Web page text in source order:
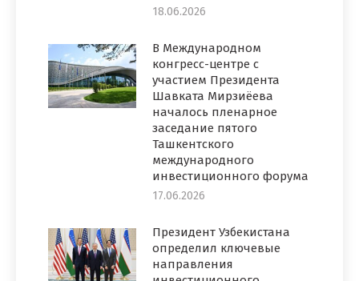
18.06.2026
В Международном
конгресс-центре с
участием Президента
Шавката Мирзиёева
началось пленарное
заседание пятого
Ташкентского
международного
инвестиционного форума
17.06.2026
Президент Узбекистана
определил ключевые
направления